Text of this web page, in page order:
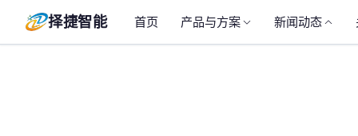
择捷智能 首页 产品与方案 新闻动态